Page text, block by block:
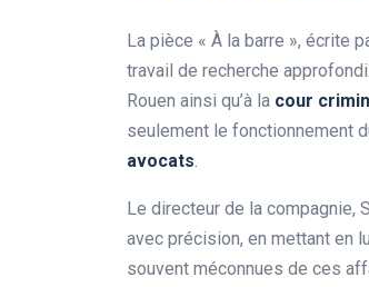
La pièce « À la barre », écrite
travail de recherche
Rouen ainsi qu’à la cour crimin
seulement le fonctionnement
avocats.
Le directeur de la compagnie,
avec précision, en mettant en
souvent méconnues de ces